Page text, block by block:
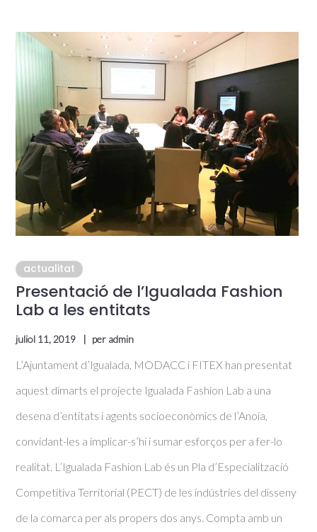
actualitat
Presentació de l’Igualada Fashion
Lab a les entitats
juliol 11, 2019 per admin
L’Ajuntament d’Igualada, MODACC i FITEX han presentat
aquest dimarts el projecte Igualada Fashion Lab a una
desena d’entitats i agents socioeconòmics de l’Anoia,
convidant-les a implicar-s’hi i sumar esforços per a fer-lo
realitat. L’Igualada Fashion Lab és un Pla d’Especialització
Competitiva Territorial (PECT) de les indústries del disseny
de la comarca per als propers dos anys. Compta amb un